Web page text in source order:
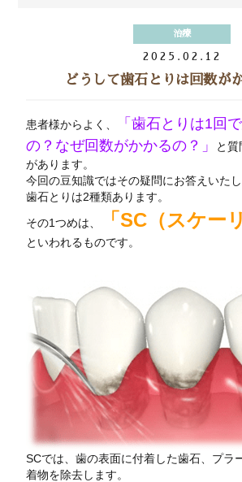
アクセス
WEB予約
歯の豆知識
症例
採用情報
施設基準掲示
治療
2025.02.12
どうして歯石とりは回数が
患者様からよく、
「歯石とりは1回
の？なぜ回数がかかるの？」
と質
があります。
今回の豆知識ではその疑問にお答えいたし
歯石とりは2種類あります。
その1つめは、 「SC（スケー
といわれるものです。
SCでは、歯の表面に付着した歯石、プラ
着物を除去します。